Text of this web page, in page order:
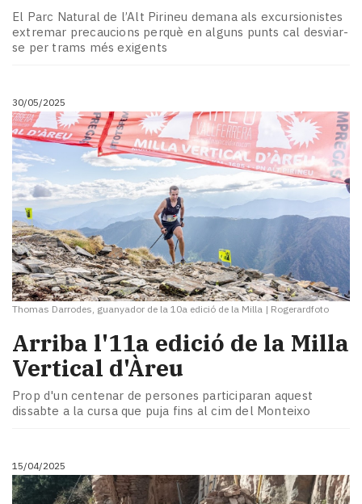
El Parc Natural de l’Alt Pirineu demana als excursionistes
extremar precaucions perquè en alguns punts cal desviar-
se per trams més exigents
30/05/2025
Thomas Darrodes, guanyador de la 10a edició de la Milla | Rogerardfoto
Arriba l'11a edició de la Milla
Vertical d'Àreu
Prop d'un centenar de persones participaran aquest
dissabte a la cursa que puja fins al cim del Monteixo
15/04/2025